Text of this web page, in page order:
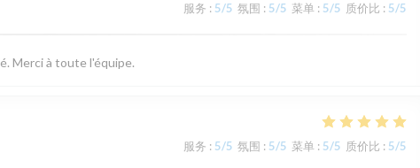
服务 : 5/5 氛围 : 5/5 菜单 : 5/5 质价比 : 5/5
Merci à toute l'équipe.
服务 : 5/5 氛围 : 5/5 菜单 : 5/5 质价比 : 5/5